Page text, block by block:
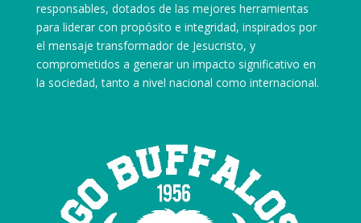
responsables, dotados de las mejores herramientas
para liderar con propósito e integridad, inspirados por
el mensaje transformador de Jesucristo, y
comprometidos a generar un impacto significativo en
la sociedad, tanto a nivel nacional como internacional.